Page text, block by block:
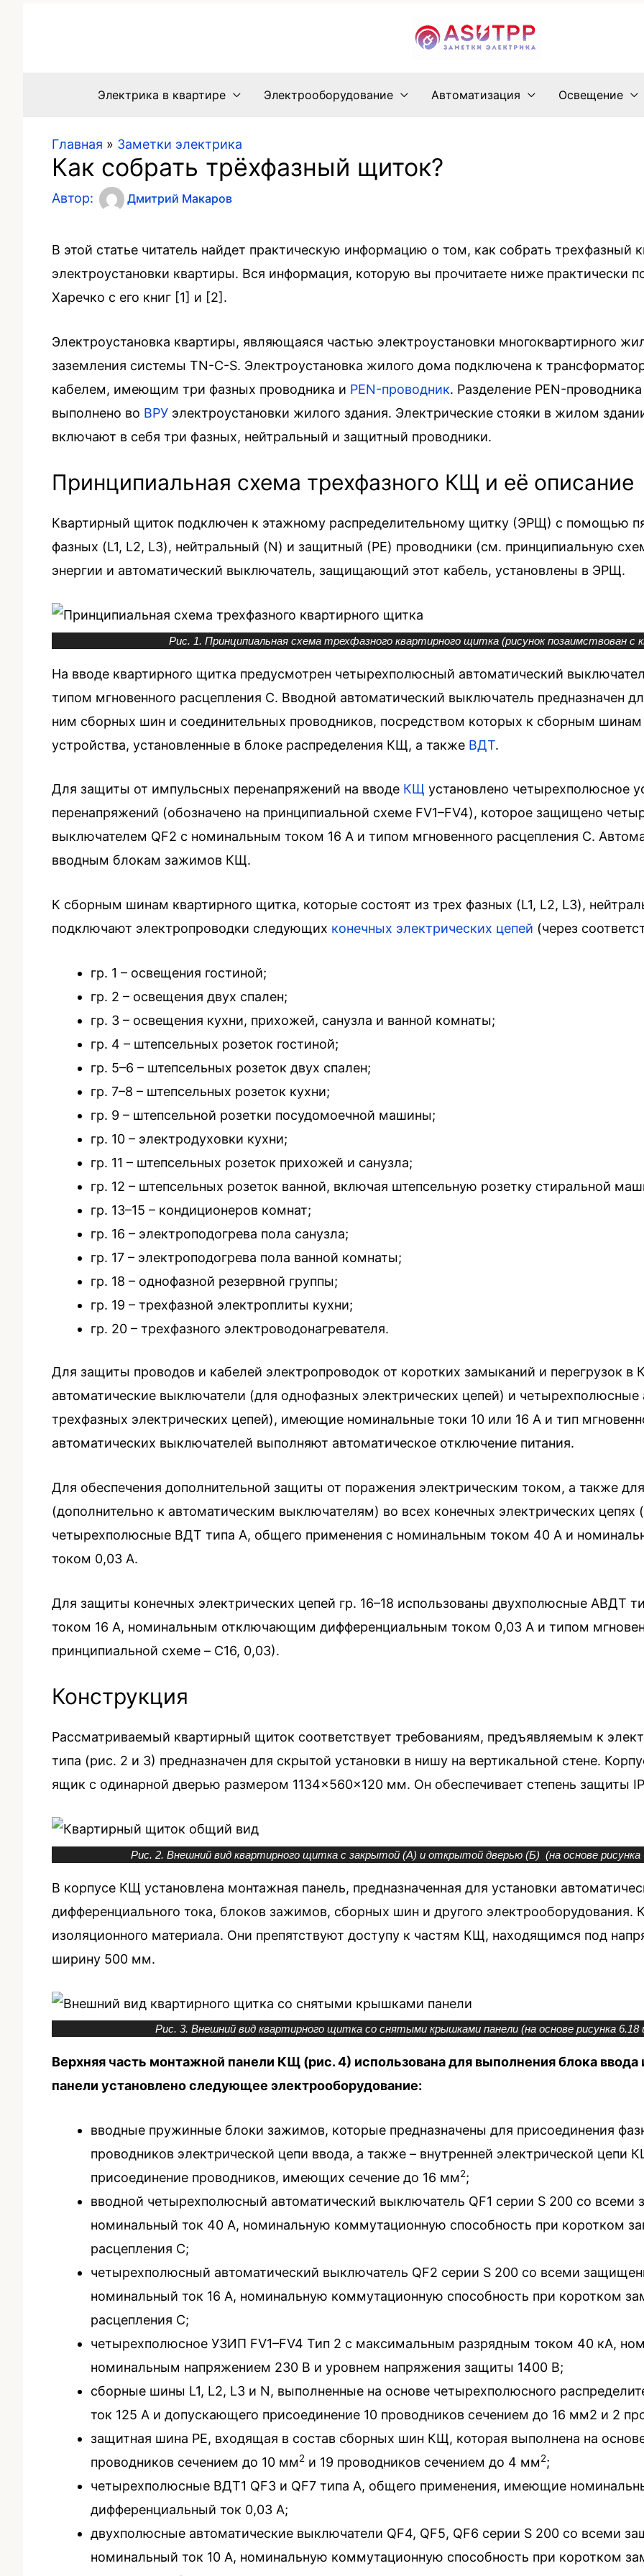
Электрика в квартире Электрооборудование Автоматизация Освещение
Главная » Заметки электрика
Как собрать трёхфазный щиток?
Автор: Дмитрий Макаров
В этой статье читатель найдет практическую информацию о том, как собрать
электроустановки квартиры. Вся информация, которую вы прочитаете ниже практически
Харечко с его книг [1] и [2].
Электроустановка квартиры, являющаяся частью электроустановки многоквартирного
заземления системы TN-C-S. Электроустановка жилого дома подключена к
кабелем, имеющим три фазных проводника и PEN-проводник. Разделение PEN-
выполнено во ВРУ электроустановки жилого здания. Электрические стояки в жилом
включают в себя три фазных, нейтральный и защитный проводники.
Принципиальная схема трехфазного КЩ и её описание
Квартирный щиток подключен к этажному распределительному щитку (ЭРЩ) с помощью
фазных (L1, L2, L3), нейтральный (N) и защитный (PE) проводники (см. принципиальную
энергии и автоматический выключатель, защищающий этот кабель, установлены в ЭРЩ.
Рис. 1. Принципиальная схема трехфазного квартирного щитка (рисунок позаимствован с
На вводе квартирного щитка предусмотрен четырехполюсный автоматический
типом мгновенного расцепления С. Вводной автоматический выключатель предназначен
ним сборных шин и соединительных проводников, посредством которых к сборным
устройства, установленные в блоке распределения КЩ, а также ВДТ.
Для защиты от импульсных перенапряжений на вводе КЩ установлено четырехполюсное
перенапряжений (обозначено на принципиальной схеме FV1–FV4), которое защищено
выключателем QF2 с номинальным током 16 А и типом мгновенного расцепления C.
вводным блокам зажимов КЩ.
К сборным шинам квартирного щитка, которые состоят из трех фазных (L1, L2, L3),
подключают электропроводки следующих конечных электрических цепей (через
гр. 1 – освещения гостиной;
гр. 2 – освещения двух спален;
гр. 3 – освещения кухни, прихожей, санузла и ванной комнаты;
гр. 4 – штепсельных розеток гостиной;
гр. 5–6 – штепсельных розеток двух спален;
гр. 7–8 – штепсельных розеток кухни;
гр. 9 – штепсельной розетки посудомоечной машины;
гр. 10 – электродуховки кухни;
гр. 11 – штепсельных розеток прихожей и санузла;
гр. 12 – штепсельных розеток ванной, включая штепсельную розетку стиральной
гр. 13–15 – кондиционеров комнат;
гр. 16 – электроподогрева пола санузла;
гр. 17 – электроподогрева пола ванной комнаты;
гр. 18 – однофазной резервной группы;
гр. 19 – трехфазной электроплиты кухни;
гр. 20 – трехфазного электроводонагревателя.
Для защиты проводов и кабелей электропроводок от коротких замыканий и перегрузок
автоматические выключатели (для однофазных электрических цепей) и
трехфазных электрических цепей), имеющие номинальные токи 10 или 16 А и тип
автоматических выключателей выполняют автоматическое отключение питания.
Для обеспечения дополнительной защиты от поражения электрическим током, а также
(дополнительно к автоматическим выключателям) во всех конечных электрических цепях
четырехполюсные ВДТ типа А, общего применения с номинальным током 40 А и
током 0,03 А.
Для защиты конечных электрических цепей гр. 16–18 использованы двухполюсные АВДТ
током 16 А, номинальным отключающим дифференциальным током 0,03 А и типом
принципиальной схеме – C16, 0,03).
Конструкция
Рассматриваемый квартирный щиток соответствует требованиям, предъявляемым к
типа (рис. 2 и 3) предназначен для скрытой установки в нишу на вертикальной стене.
ящик с одинарной дверью размером 1134×560×120 мм. Он обеспечивает степень защиты
Рис. 2. Внешний вид квартирного щитка с закрытой (А) и открытой дверью (Б) (на основе рисунка
В корпусе КЩ установлена монтажная панель, предназначенная для установки
дифференциального тока, блоков зажимов, сборных шин и другого
изоляционного материала. Они препятствуют доступу к частям КЩ, находящимся под
ширину 500 мм.
Рис. 3. Внешний вид квартирного щитка со снятыми крышками панели (на основе рисунка 6.18
Верхняя часть монтажной панели КЩ (рис. 4) использована для выполнения блока ввода
панели установлено следующее электрооборудование:
вводные пружинные блоки зажимов, которые предназначены для присоединения
проводников электрической цепи ввода, а также – внутренней электрической
присоединение проводников, имеющих сечение до 16 мм2;
вводной четырехполюсный автоматический выключатель QF1 серии S 200 со
номинальный ток 40 А, номинальную коммутационную способность при коротком
расцепления С;
четырехполюсный автоматический выключатель QF2 серии S 200 со всеми
номинальный ток 16 А, номинальную коммутационную способность при коротком
расцепления С;
четырехполюсное УЗИП FV1–FV4 Тип 2 с максимальным разрядным током 40 кА,
номинальным напряжением 230 В и уровнем напряжения защиты 1400 В;
сборные шины L1, L2, L3 и N, выполненные на основе четырехполюсного
ток 125 А и допускающего присоединение 10 проводников сечением до 16 мм2 и 2
защитная шина PE, входящая в состав сборных шин КЩ, которая выполнена на
проводников сечением до 10 мм2 и 19 проводников сечением до 4 мм2;
четырехполюсные ВДТ1 QF3 и QF7 типа А, общего применения, имеющие
дифференциальный ток 0,03 А;
двухполюсные автоматические выключатели QF4, QF5, QF6 серии S 200 со всеми
номинальный ток 10 А, номинальную коммутационную способность при коротком